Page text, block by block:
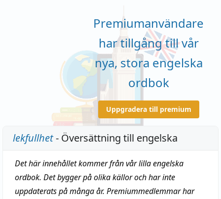
Premiumanvändare
har tillgång till vår
nya, stora engelska
ordbok
Uppgradera till premium
lekfullhet- Översättning till engelska
Det här innehållet kommer från vår lilla engelska
ordbok. Det bygger på olika källor och har inte
uppdaterats på många år. Premiummedlemmar har